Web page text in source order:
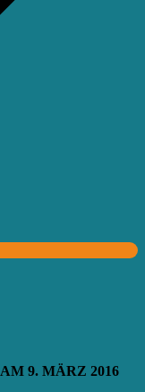
AM 9. MÄRZ 2016